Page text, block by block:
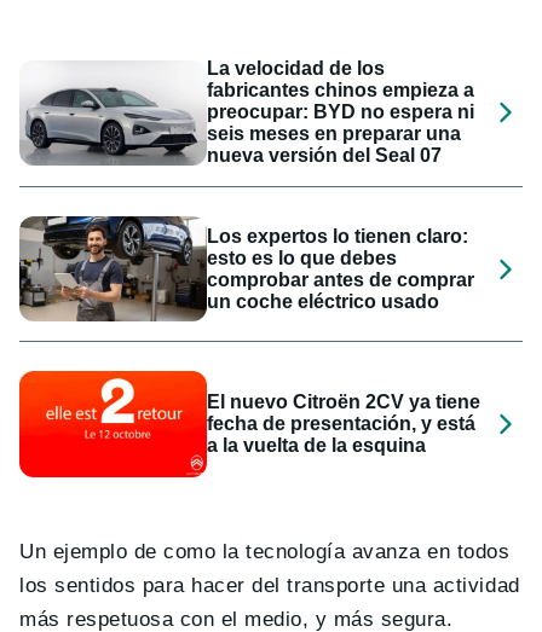
La velocidad de los
fabricantes chinos empieza a
preocupar: BYD no espera ni
seis meses en preparar una
nueva versión del Seal 07
Los expertos lo tienen claro:
esto es lo que debes
comprobar antes de comprar
un coche eléctrico usado
El nuevo Citroën 2CV ya tiene
fecha de presentación, y está
a la vuelta de la esquina
Un ejemplo de como la tecnología avanza en todos
los sentidos para hacer del transporte una actividad
más respetuosa con el medio, y más segura.